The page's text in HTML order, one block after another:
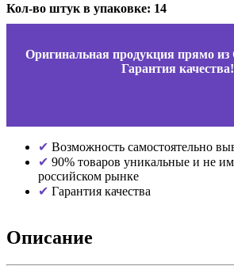
Кол-во штук в упаковке: 14
Оригинальная продукция прямо
Гарантия качества!
Возможность самостоятельно
90% товаров уникальные и не
российском рынке
Гарантия качества
Описание